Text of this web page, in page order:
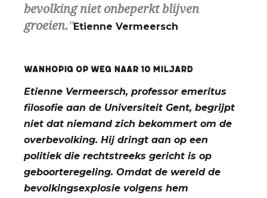
bevolking niet onbeperkt blijven
groeien. Etienne Vermeersch
Wanhopig op weg naar 10 miljard
Etienne Vermeersch, professor emeritus
filosofie aan de Universiteit Gent, begrijpt
niet dat niemand zich bekommert om de
overbevolking. Hij dringt aan op een
politiek die rechtstreeks gericht is op
geboorteregeling. Omdat de wereld de
bevolkingsexplosie volgens hem